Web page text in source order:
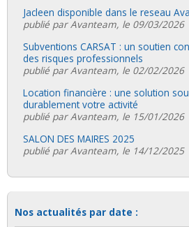
Jacleen disponible dans le reseau
publié par Avanteam, le 09/03/2026
Subventions CARSAT : un soutien
des risques professionnels
publié par Avanteam, le 02/02/2026
Location financière : une solution
durablement votre activité
publié par Avanteam, le 15/01/2026
SALON DES MAIRES 2025
publié par Avanteam, le 14/12/2025
Nos actualités par date :